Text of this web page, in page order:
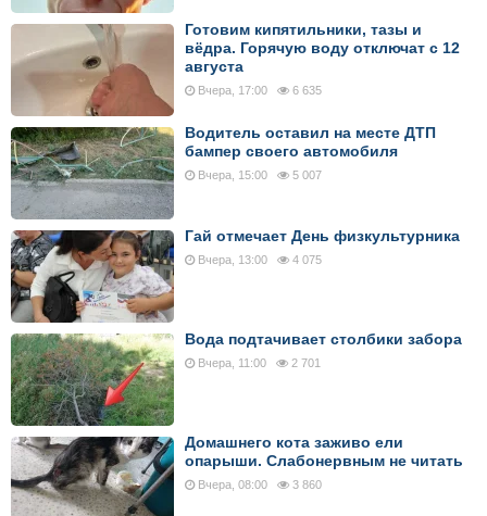
Готовим кипятильники, тазы и
вёдра. Горячую воду отключат с 12
августа
Вчера, 17:00 6 635
Водитель оставил на месте ДТП
бампер своего автомобиля
Вчера, 15:00 5 007
Гай отмечает День физкультурника
Вчера, 13:00 4 075
Вода подтачивает столбики забора
Вчера, 11:00 2 701
Домашнего кота заживо ели
опарыши. Слабонервным не читать
Вчера, 08:00 3 860